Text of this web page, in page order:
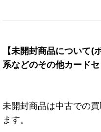
【未開封商品について(
系などのその他カードセ
未開封商品は中古での
ます。